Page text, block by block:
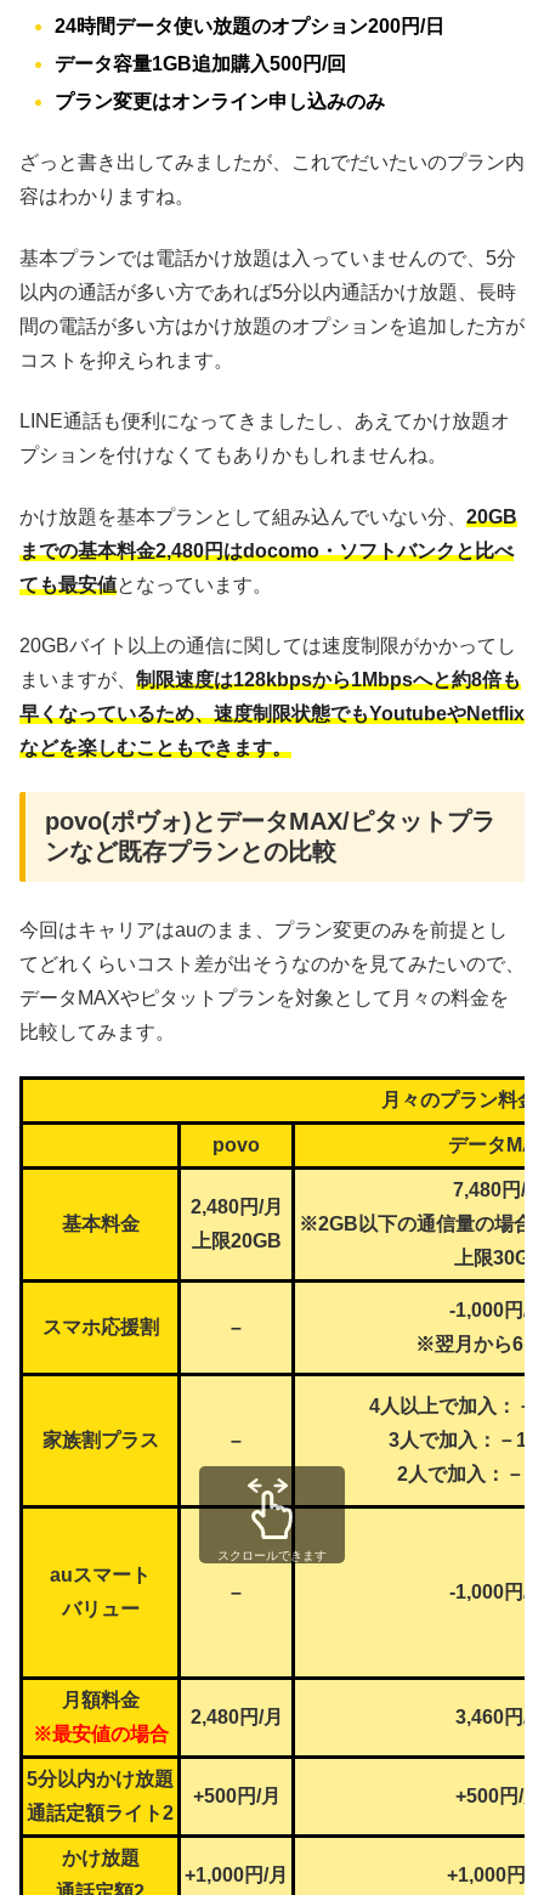
24時間データ使い放題のオプション200円/日
データ容量1GB追加購入500円/回
プラン変更はオンライン申し込みのみ
ざっと書き出してみましたが、これでだいたいのプラン内
容はわかりますね。
基本プランでは電話かけ放題は入っていませんので、5分
以内の通話が多い方であれば5分以内通話かけ放題、長時
間の電話が多い方はかけ放題のオプションを追加した方が
コストを抑えられます。
LINE通話も便利になってきましたし、あえてかけ放題オ
プションを付けなくてもありかもしれませんね。
かけ放題を基本プランとして組み込んでいない分、 20GB
までの基本料金2,480円はdocomo・ソフトバンクと比べ
ても最安値となっています。
20GBバイト以上の通信に関しては速度制限がかかってし
まいますが、 制限速度は128kbpsから1Mbpsへと約8倍も
早くなっているため、速度制限状態でもYoutubeやNetflix
などを楽しむこともできます。
povo(ポヴォ)とデータMAX/ピタットプラ
ンなど既存プランとの比較
今回はキャリアはauのまま、プラン変更のみを前提とし
てどれくらいコスト差が出そうなのかを見てみたいので、
データMAXやピタットプランを対象として月々の料金を
比較してみます。
月々のプラン料金
povo データ
基本料金
2,480円/月
上限20GB
7,480円/月
※2GB以下の通信量の場合
上限30GB
スマホ応援割 –
-1,000円/
※翌月から6
家族割プラス –
4人以上で加入：－
3人で加入：－
2人で加入：－
auスマート
バリュー
– -1,000円/
月額料金
※最安値の場合
2,480円/月 3,460円/
5分以内かけ放題
通話定額ライト2
+500円/月 +500円/月
かけ放題
+1,000円/月 +1,000円/
スクロールできます